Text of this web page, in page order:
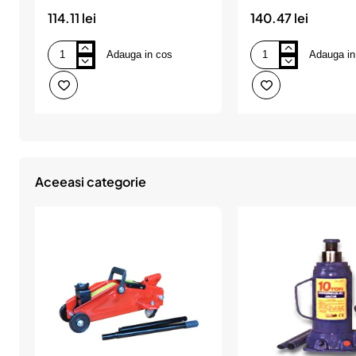
114.11 lei
Cric
hidraulic
4
tone
Adauga in cos
140.47 lei
Cric
hidraulic
5
tone
Adauga
Aceeasi categorie